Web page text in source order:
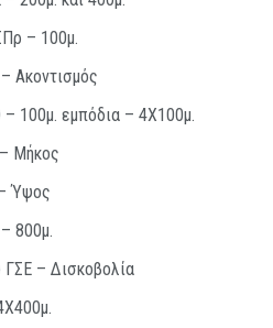
– 100μ.
Ακοντισμός
100μ. εμπόδια – 4Χ100μ.
Μήκος
Ύψος
800μ.
– Δισκοβολία